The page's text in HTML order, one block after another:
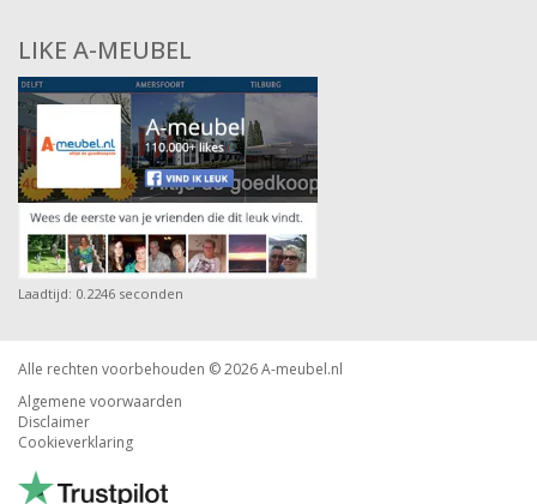
LIKE A-MEUBEL
Laadtijd: 0.2246 seconden
Alle rechten voorbehouden © 2026A-meubel.nl
Algemene voorwaarden
Disclaimer
Cookieverklaring